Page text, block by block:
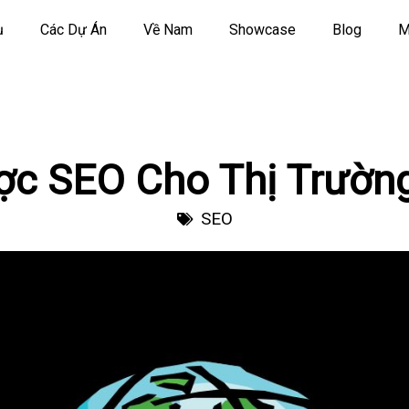
Các Dự Án Về Nam Showcase Blog
SEO Cho Thị
SEO